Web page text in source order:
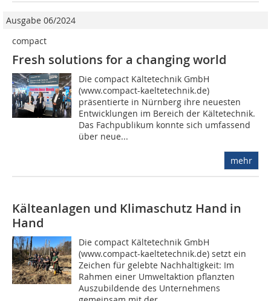
Ausgabe 06/2024
compact
Fresh solutions for a changing world
Die compact Kältetechnik GmbH
(www.compact-kaeltetechnik.de)
präsentierte in Nürnberg ihre neuesten
Entwicklungen im Bereich der Kältetechnik.
Das Fachpublikum konnte sich umfassend
über neue...
mehr
Kälteanlagen und Klimaschutz Hand in
Hand
Die compact Kältetechnik GmbH
(www.compact-kaeltetechnik.de) setzt ein
Zeichen für gelebte Nachhaltigkeit: Im
Rahmen einer Umweltaktion pflanzten
Auszubildende des Unternehmens